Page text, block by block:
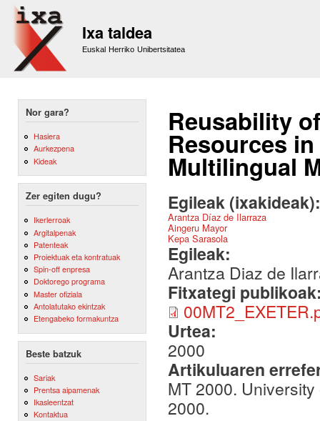
Ixa taldea
Euskal Herriko Unibertsitatea
Nor gara?
Hasiera
Aurkezpena
Kideak
Zer egiten dugu?
Ikerlerroak
Argitalpenak
Patenteak
Proiektuak eta kontratuak
Spin-off enpresa
Doktorego programa
Master ofiziala
Antolatutako ekintzak
Etengabeko formakuntza
Beste batzuk
Sariak
Prentsa aipamenak
Ikasleentzat
Kontaktua
Reusability
Resources
Multilingual
Egileak
Arantza Díaz de Ilarraza
Aingeru Mayor
Kepa Sarasola
Egileak:
Arantza Diaz de
Fitxategi
Urtea:
2000
Artikuluaren
MT 2000.
2000.